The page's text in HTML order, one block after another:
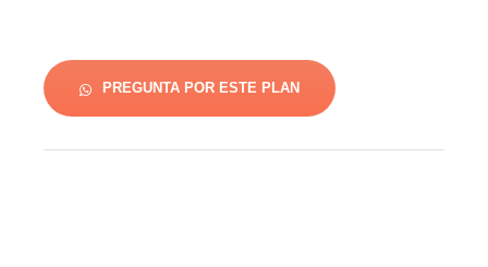
PREGUNTA POR ESTE PLAN